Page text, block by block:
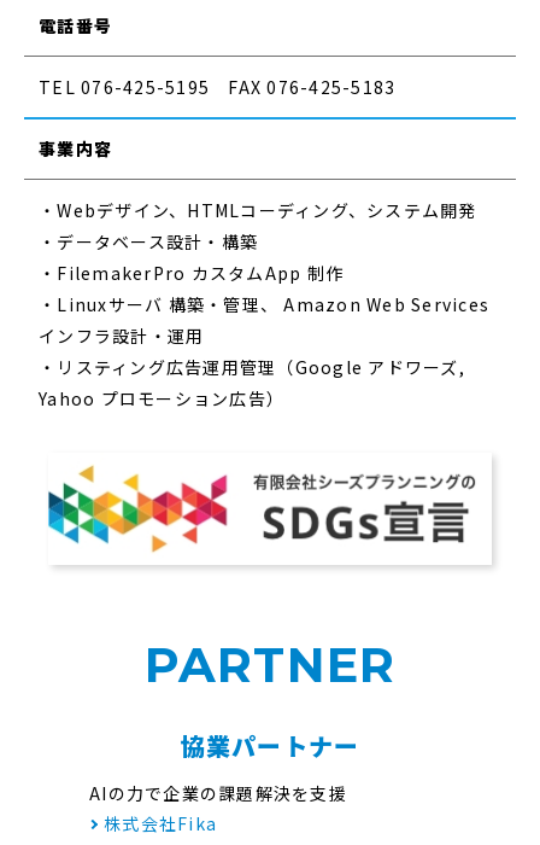
電話番号
TEL 076-425-5195 FAX 076-425-5183
事業内容
・Webデザイン、HTMLコーディング、システム開発
・データベース設計・構築
・FilemakerPro カスタムApp 制作
・Linuxサーバ 構築・管理、 Amazon Web Services
インフラ設計・運用
・リスティング広告運用管理（Google アドワーズ,
Yahoo プロモーション広告）
PARTNER
協業パートナー
AIの力で企業の課題解決を支援
株式会社Fika